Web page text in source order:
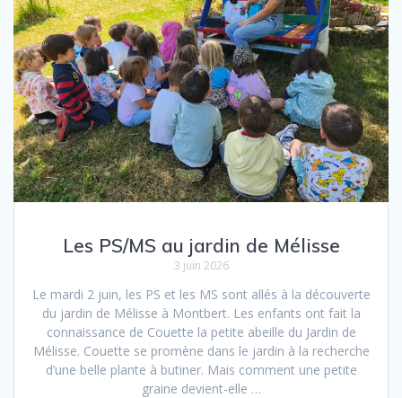
Les PS/MS au jardin de Mélisse
3 juin 2026
Le mardi 2 juin, les PS et les MS sont allés à la découverte
du jardin de Mélisse à Montbert. Les enfants ont fait la
connaissance de Couette la petite abeille du Jardin de
Mélisse. Couette se promène dans le jardin à la recherche
d’une belle plante à butiner. Mais comment une petite
graine devient-elle …